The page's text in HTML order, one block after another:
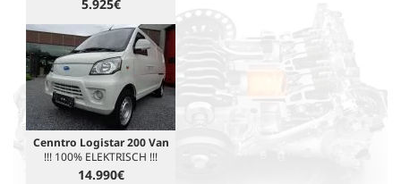
5.925€
Cenntro Logistar 200 Van
!!! 100% ELEKTRISCH !!!
14.990€